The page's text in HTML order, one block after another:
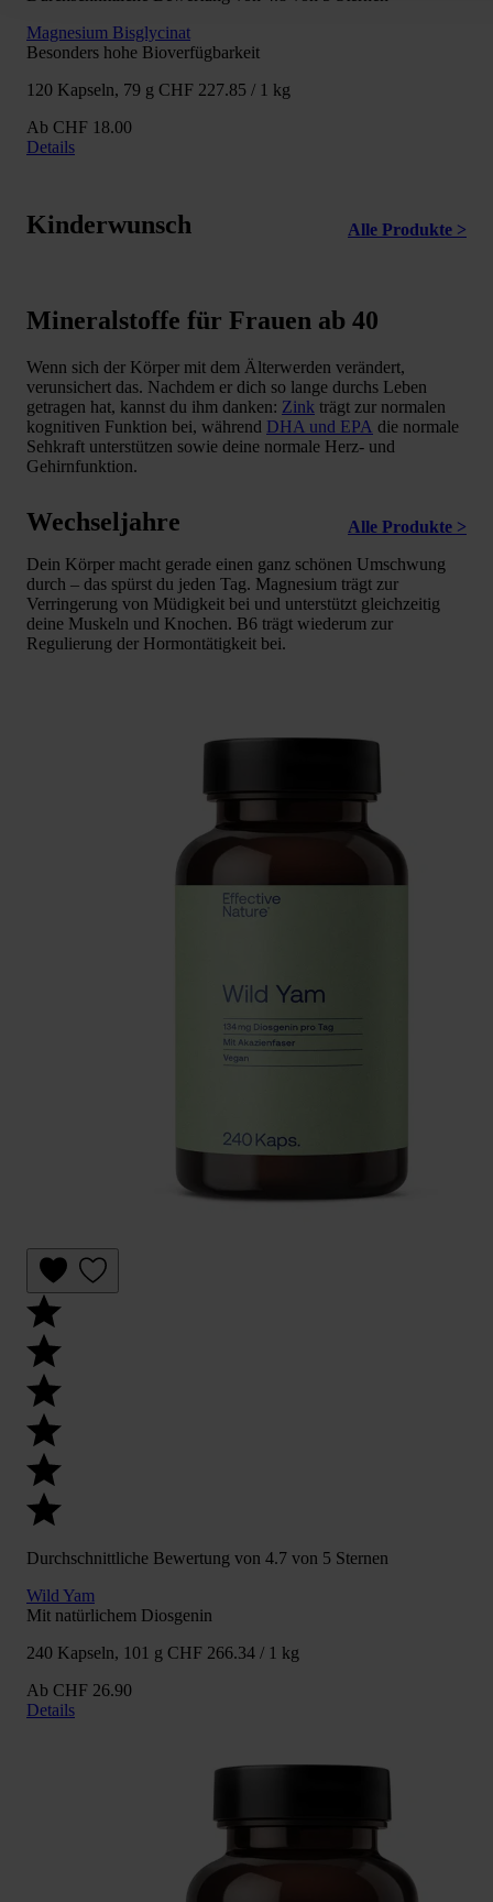
Magnesium Bisglycinat
Besonders hohe Bioverfügbarkeit
120 Kapseln, 79 g CHF 227.85 / 1 kg
Ab CHF 18.00
Details
Kinderwunsch Alle Produkte >
Mineralstoffe für Frauen ab 40
Wenn sich der Körper mit dem Älterwerden verändert,
verunsichert das. Nachdem er dich so lange durchs Leben
getragen hat, kannst du ihm danken: Zink trägt zur normalen
kognitiven Funktion bei, während DHA und EPA die normale
Sehkraft unterstützen sowie deine normale Herz- und
Gehirnfunktion.
Wechseljahre
Alle Produkte >
Dein Körper macht gerade einen ganz schönen Umschwung
durch – das spürst du jeden Tag. Magnesium trägt zur
Verringerung von Müdigkeit bei und unterstützt gleichzeitig
deine Muskeln und Knochen. B6 trägt wiederum zur
Regulierung der Hormontätigkeit bei.
Durchschnittliche Bewertung von 4.7 von 5 Sternen
Wild Yam
Mit natürlichem Diosgenin
240 Kapseln, 101 g CHF 266.34 / 1 kg
Ab CHF 26.90
Details